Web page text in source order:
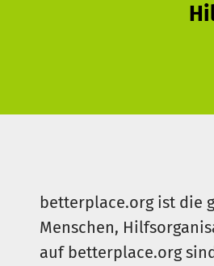
unser Schulkonzept eine
betterplace.org ist die
Menschen,
auf betterplace.org